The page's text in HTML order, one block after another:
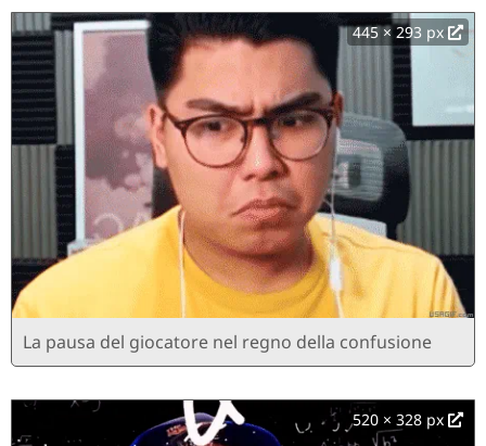
445 × 293 px
La pausa del giocatore nel regno della confusione
520 × 328 px